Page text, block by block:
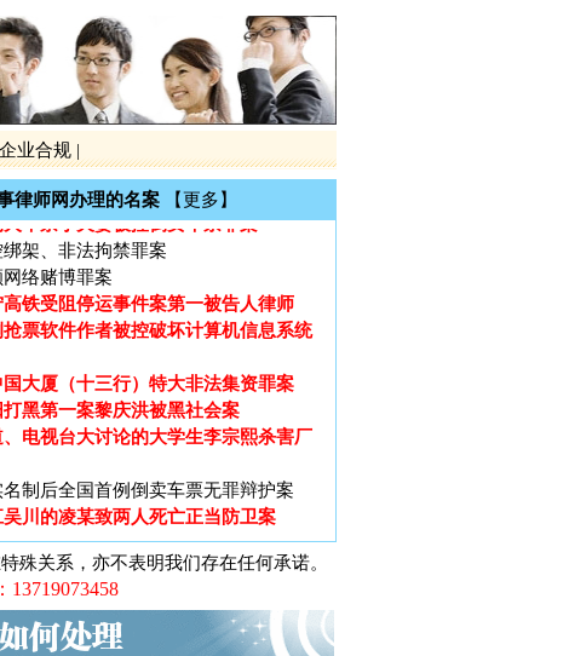
企业合规 |
律师网办理的名案 【更多】
名制后全国首例倒卖车票无罪辩护案
吴川的凌某致两人死亡正当防卫案
沙的伟国集团非法吸引公众存款罪案
州打黑第一案芳村花卉市场黑社会案第
师、第二被告人律师
员工职务侵占巨额虚拟财产案
火车票小夫妻被控倒卖车票罪案
架、非法拘禁罪案
网络赌博罪案
高铁受阻停运事件案第一被告人律师
票软件作者被控破坏计算机信息系统
国大厦（十三行）特大非法集资罪案
打黑第一案黎庆洪被黑社会案
、电视台大讨论的大学生李宗熙杀害厂
名制后全国首例倒卖车票无罪辩护案
川的凌某致两人死亡正当防卫案
州打黑第一案芳村花卉市场黑社会案第
师、第二被告人律师
工职务侵占巨额虚拟财产案
车票小夫妻被控倒卖车票罪案
殊关系，亦不表明我们存在任何承诺。